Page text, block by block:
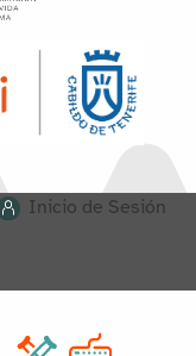
Inicio de Sesión